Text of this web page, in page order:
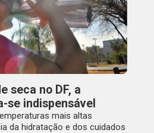
seca no DF, a
se indispensável
mais altas
da hidratação e dos cuidados